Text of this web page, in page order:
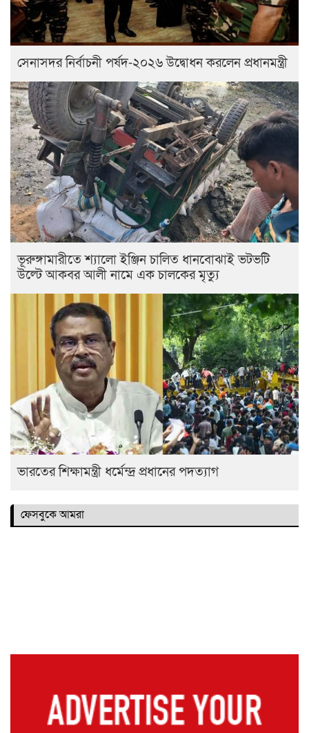
সেনাসদর নির্বাচনী পর্ষদ-২০২৬ উদ্বোধন করলেন প্রধানমন্ত্রী
ভূরুঙ্গামারীতে শ্যালো ইঞ্জিন চালিত ধানবোঝাই ভটভটি
উল্টে আকবর আলী নামে এক চালকের মৃত্যু
ভারতের শিক্ষামন্ত্রী ধর্মেন্দ্র প্রধানের পদত্যাগ
ফেসবুকে আমরা